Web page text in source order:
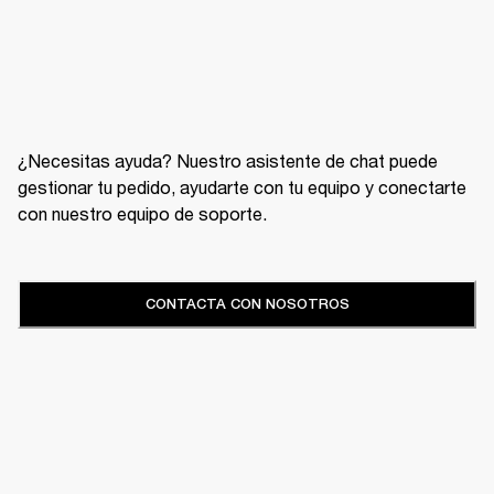
¿Necesitas ayuda? Nuestro asistente de chat puede
gestionar tu pedido, ayudarte con tu equipo y conectarte
con nuestro equipo de soporte.
CONTACTA CON NOSOTROS